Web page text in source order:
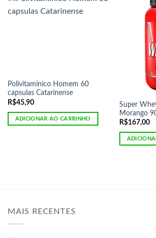
Polivitaminico Homem 60
capsulas Catarinense
R$45,90
ADICIONAR AO CARRINHO
Super
Morango
R$167,00
MAIS RECENTES